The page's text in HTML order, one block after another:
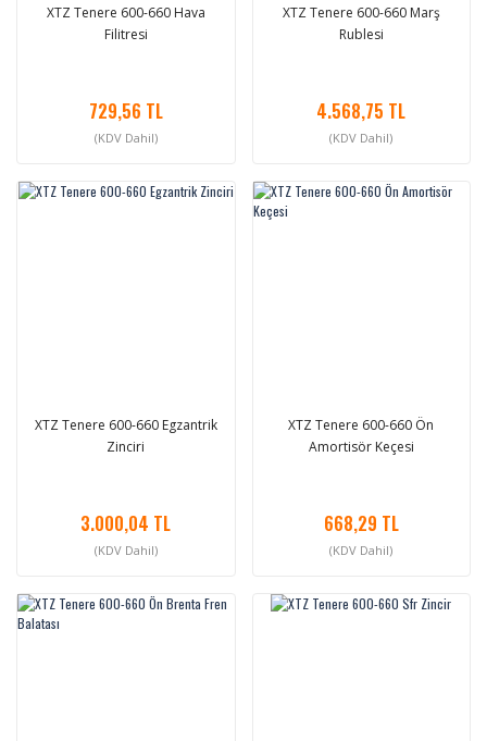
XTZ Tenere 600-660 Hava
Filitresi
729,56 TL
(KDV Dahil)
XTZ Tenere 600-660 Marş
Rublesi
4.568,75 TL
(KDV Dahil)
XTZ Tenere 600-660 Egzantrik
Zinciri
3.000,04 TL
(KDV Dahil)
XTZ Tenere 600-660 Ön
Amortisör Keçesi
668,29 TL
(KDV Dahil)